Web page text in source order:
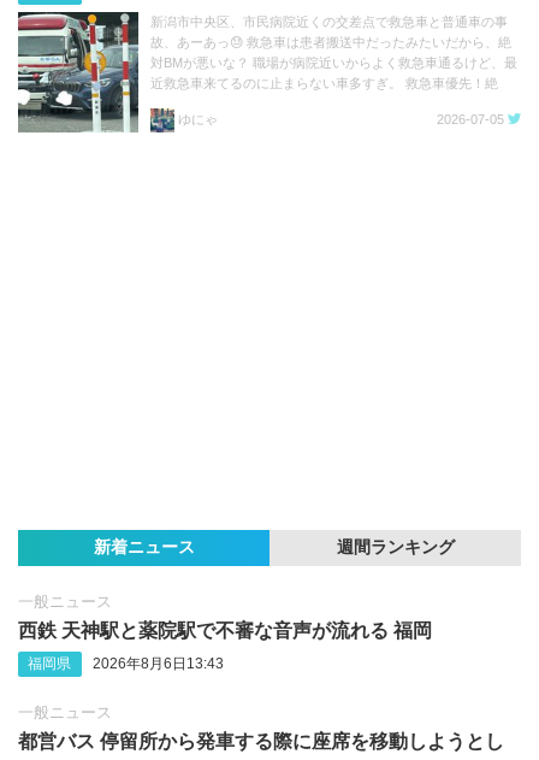
新潟市中央区、市民病院近くの交差点で救急車と普通車の事
故、あーあっ😓 救急車は患者搬送中だったみたいだから、絶
対BMが悪いな？ 職場が病院近いからよく救急車通るけど、最
近救急車来てるのに止まらない車多すぎ。 救急車優先！絶
ゆにゃ
2026-07-05
新着ニュース 週間ランキング
一般ニュース
西鉄 天神駅と薬院駅で不審な音声が流れる 福岡
福岡県 2026年8月6日13:43
一般ニュース
都営バス 停留所から発車する際に座席を移動しようとし